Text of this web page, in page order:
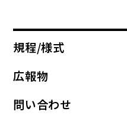
規程/様式
広報物
問い合わせ